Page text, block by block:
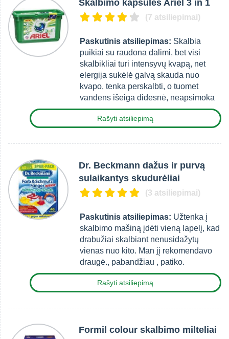
Skalbimo kapsulės Ariel 3 in 1
(7 atsiliepimai)
Paskutinis atsiliepimas: Skalbia
puikiai su raudona dalimi, bet visi
skalbikliai turi intensyvų kvapą, net
elergija sukėlė galvą skauda nuo
kvapo, tenka perskalbti, o tuomet
vandens išeiga didesnė, neapsimoka
Rašyti atsiliepimą
Dr. Beckmann dažus ir purvą
sulaikantys skudurėliai
(3 atsiliepimai)
Paskutinis atsiliepimas: Užtenka į
skalbimo mašiną įdėti vieną lapelį, kad
drabužiai skalbiant nenusidažytų
vienas nuo kito. Man jį rekomendavo
draugė., pabandžiau , patiko.
Rašyti atsiliepimą
Formil colour skalbimo milteliai